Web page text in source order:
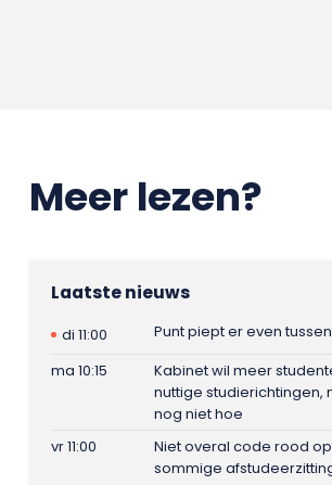
Meer lezen?
Laatste nieuws
di 11:00
Punt piept er even
ma 10:15
Kabinet wil meer
nuttige studierichtingen,
nog niet hoe
vr 11:00
Niet overal code rood
sommige